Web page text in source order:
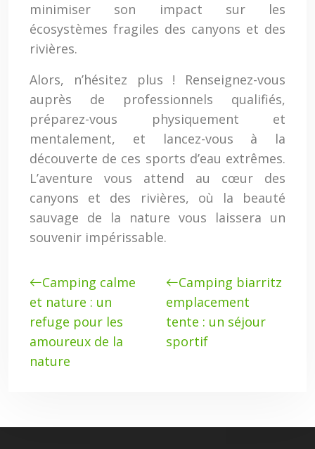
minimiser son impact sur les
écosystèmes fragiles des canyons et des
rivières.
Alors, n’hésitez plus ! Renseignez-vous
auprès de professionnels qualifiés,
préparez-vous physiquement et
mentalement, et lancez-vous à la
découverte de ces sports d’eau extrêmes.
L’aventure vous attend au cœur des
canyons et des rivières, où la beauté
sauvage de la nature vous laissera un
souvenir impérissable.
Camping calme
et nature : un
refuge pour les
amoureux de la
nature
Camping biarritz
emplacement
tente : un séjour
sportif